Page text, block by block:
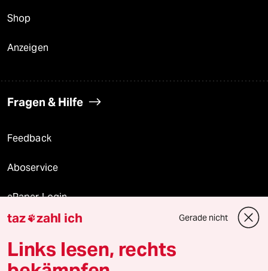
Shop
Anzeigen
Fragen & Hilfe
Feedback
Aboservice
ePaper Login
Downloads für Abonnierende
taz zahl ich Gerade nicht
Links lesen, rechts